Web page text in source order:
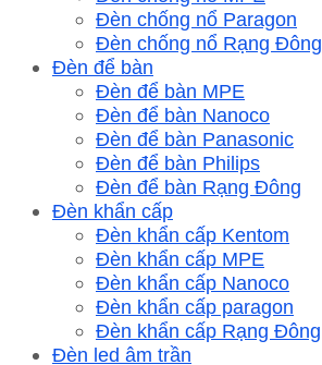
Đèn chống nổ Paragon
Đèn chống nổ Rạng Đông
Đèn để bàn
Đèn để bàn MPE
Đèn để bàn Nanoco
Đèn để bàn Panasonic
Đèn để bàn Philips
Đèn để bàn Rạng Đông
Đèn khẩn cấp
Đèn khẩn cấp Kentom
Đèn khẩn cấp MPE
Đèn khẩn cấp Nanoco
Đèn khẩn cấp paragon
Đèn khẩn cấp Rạng Đông
Đèn led âm trần